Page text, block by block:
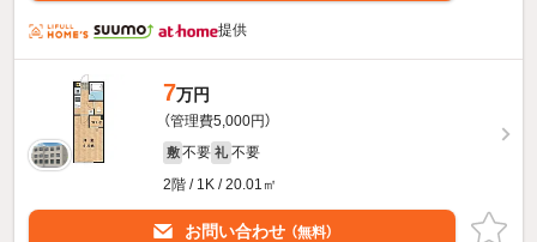
提供
7万円
（管理費5,000円）
敷 不要 礼 不要
2階 / 1K / 20.01㎡
お問い合わせ （無料）